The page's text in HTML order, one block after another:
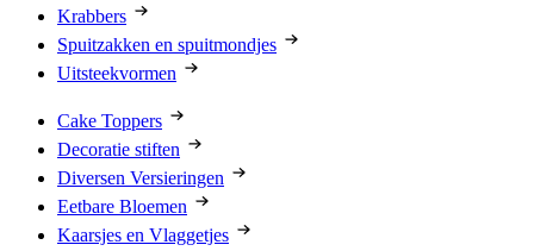
Krabbers
Spuitzakken en spuitmondjes
Uitsteekvormen
Cake Toppers
Decoratie stiften
Diversen Versieringen
Eetbare Bloemen
Kaarsjes en Vlaggetjes